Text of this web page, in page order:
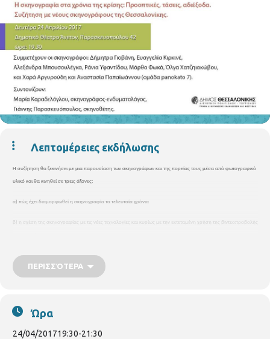
Λεπτομέρειες εκδήλωσης
Η συζήτηση θα ξεκινήσει με μια παρουσίαση των σκηνογράφων και της πορείας τους μέσα από φωτογραφικό
υλικό και θα κινηθεί σε τρεις άξονες:
α) πώς έχει διαμορφωθεί η σκηνογραφία τα τελευταία χρόνια
β) η σχέση της σκηνογραφίας με τις νέες τεχνολογίες και κυρίως με την εκτεταμένη χρήση της βιντεοπροβολής
γ) η αλλαγή στο θεατρικό τοπίο της πόλης με τους νέους χώρους που έχουν δημιουργηθεί.
Η είσοδος στην εκδήλωση είναι ελεύθερη.
ΠΕΡΙΣΣΌΤΕΡΑ
Ώρα
24/04/201719:30-21:30